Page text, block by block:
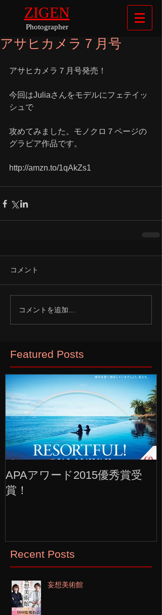
ZIGEN
Photographer
アサヒカメラ７月号
アサヒカメラ７月号発売！
今回はJuliaさんをモデルにフェテイッ
シュで
攻めてみました。モノクロ７ページの
グラビア作品です。
http://amzn.to/1qAkZs1
コメント
コメントを追加…
Featured Posts
APAアワード2015優秀賞受
賞！
Recent Posts
妄想美術館